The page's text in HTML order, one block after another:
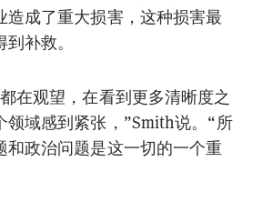
造成了重大损害，这种损害最
补救。
在观望，在看到更多清晰度之
领域感到紧张，”Smith说。“所
和政治问题是这一切的一个重